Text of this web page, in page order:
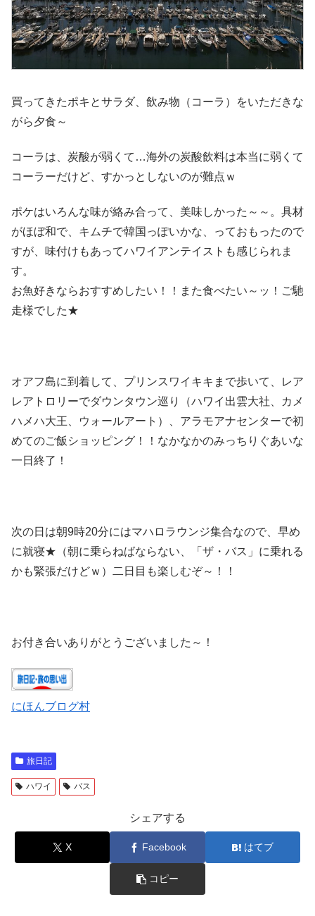
買ってきたポキとサラダ、飲み物（コーラ）をいただきな
がら夕食～
コーラは、炭酸が弱くて…海外の炭酸飲料は本当に弱くて
コーラーだけど、すかっとしないのが難点ｗ
ポケはいろんな味が絡み合って、美味しかった～～。具材
がほぼ和で、キムチで韓国っぽいかな、っておもったので
すが、味付けもあってハワイアンテイストも感じられま
す。
お魚好きならおすすめしたい！！また食べたい～ッ！ご馳
走様でした★
オアフ島に到着して、プリンスワイキキまで歩いて、レア
レアトロリーでダウンタウン巡り（ハワイ出雲大社、カメ
ハメハ大王、ウォールアート）、アラモアナセンターで初
めてのご飯ショッピング！！なかなかのみっちりぐあいな
一日終了！
次の日は朝9時20分にはマハロラウンジ集合なので、早め
に就寝★（朝に乗らねばならない、「ザ・バス」に乗れる
かも緊張だけどｗ）二日目も楽しむぞ～！！
お付き合いありがとうございました～！
にほんブログ村
旅日記
ハワイ バス
シェアする
X Facebook はてブ
コピー